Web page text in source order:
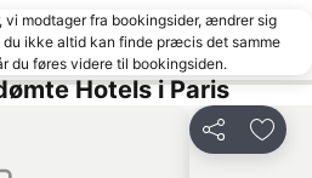
La Bastille
Gare de l'Est togstation
17 Arrondissement des Batignolles-Monceaux
Basilique du Sacré-Coeur
vi modtager fra bookingsider, ændrer sig
du ikke altid kan finde præcis det samme
du føres videre til bookingsiden.
Hotels i Paris
Del Føj